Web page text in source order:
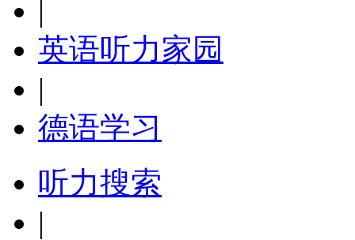
|
英语听力家园
|
德语学习
听力搜索
|